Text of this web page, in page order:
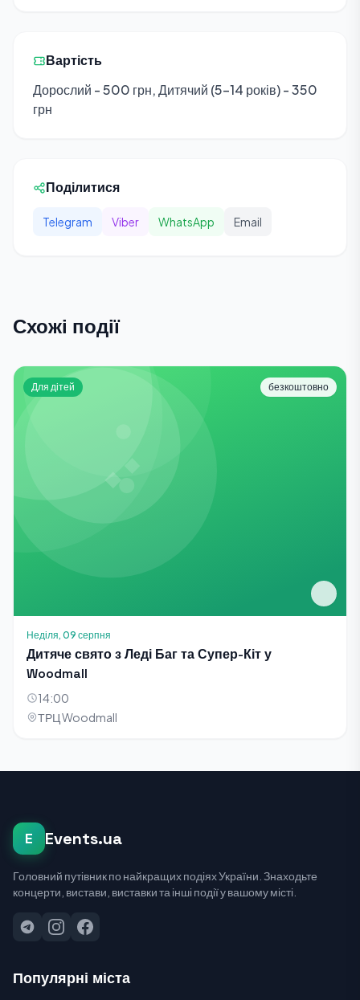
Вартість
Дорослий - 500 грн, Дитячий (5-14 років) - 350
грн
Поділитися
Telegram Viber WhatsApp Email
Схожі події
Для дітей безкоштовно
Неділя, 09 серпня
Дитяче свято з Леді Баг та Супер-Кіт у
Woodmall
14:00
ТРЦ Woodmall
E Events.ua
Головний путівник по найкращих подіях України. Знаходьте
концерти, вистави, виставки та інші події у вашому місті.
Популярні міста